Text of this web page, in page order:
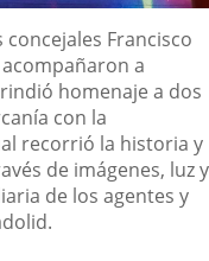
Francisco
a
homenaje a dos
con la
recorrió la historia y
de imágenes, luz y
de los agentes y